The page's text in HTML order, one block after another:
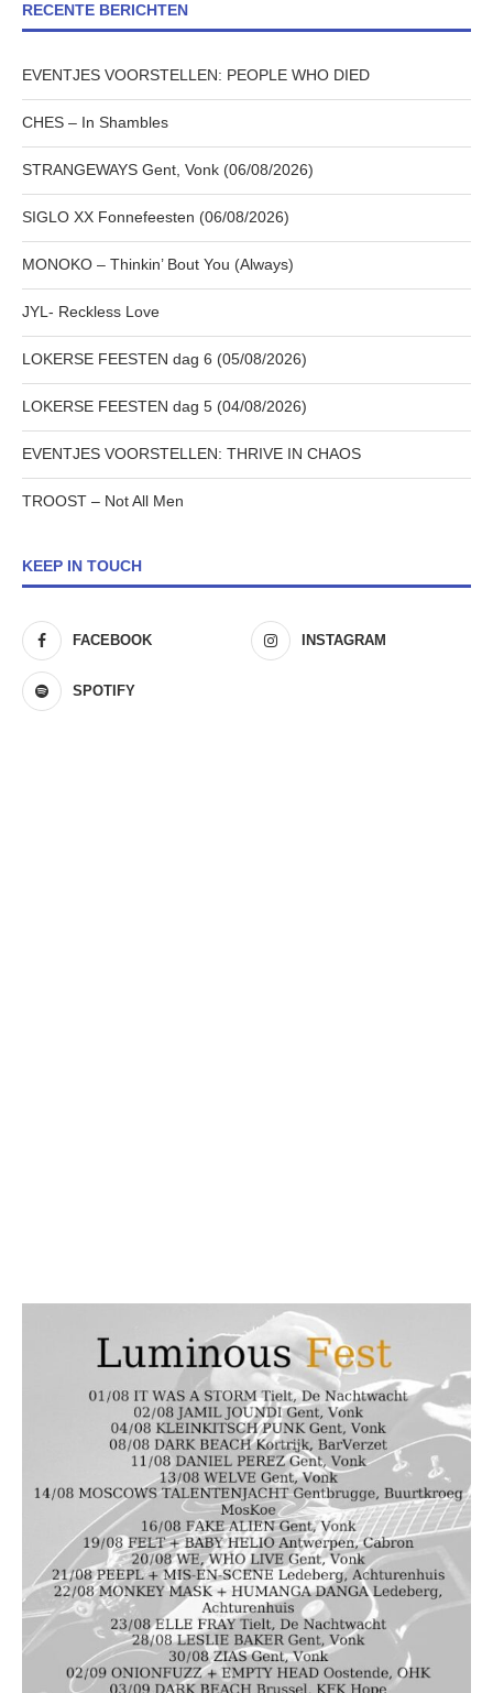
RECENTE BERICHTEN
EVENTJES VOORSTELLEN: PEOPLE WHO DIED
CHES – In Shambles
STRANGEWAYS Gent, Vonk (06/08/2026)
SIGLO XX Fonnefeesten (06/08/2026)
MONOKO – Thinkin’ Bout You (Always)
JYL- Reckless Love
LOKERSE FEESTEN dag 6 (05/08/2026)
LOKERSE FEESTEN dag 5 (04/08/2026)
EVENTJES VOORSTELLEN: THRIVE IN CHAOS
TROOST – Not All Men
KEEP IN TOUCH
FACEBOOK INSTAGRAM
SPOTIFY